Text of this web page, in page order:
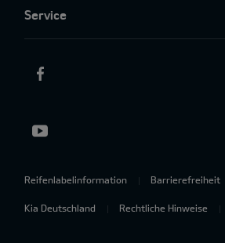
Service
Reifenlabelinformation Barrierefreiheit
Kia Deutschland Rechtliche Hinweise